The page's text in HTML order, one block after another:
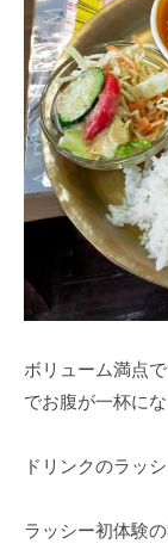
ボリューム満点
でお腹が一杯にな
ドリンクのラッ
ラッシー初体験